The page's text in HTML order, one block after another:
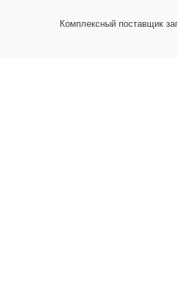
Комплексный поставщик